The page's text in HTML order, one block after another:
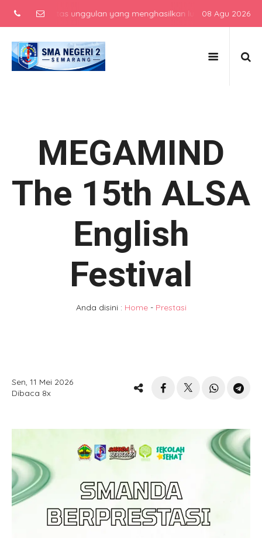
atas unggulan yang menghasilkan lulusan berkarakter,08 Agu 2026
MEGAMIND
The 15th ALSA
English
Festival
Anda disini : Home- Prestasi
Sen, 11 Mei 2026
Dibaca 8x